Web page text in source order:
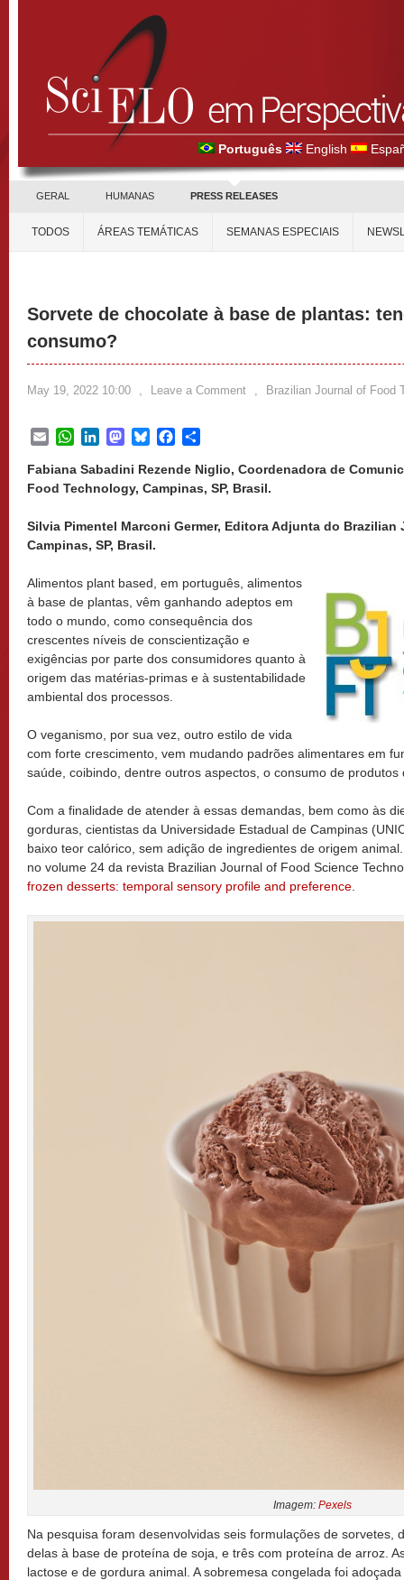
Português English
GERAL HUMANAS PRESS RELEASES
TODOS ÁREAS TEMÁTICAS SEMANAS ESPECIAIS
Sorvete de chocolate à base de plantas:
consumo?
May 19, 2022 10:00 , Leave a Comment , Brazilian Journal of Food
EmailWhatsApp
LinkedInMastodon
BlueskyFacebook
Fabiana Sabadini Rezende Niglio, Coordenadora de
Food Technology, Campinas, SP, Brasil.
Silvia Pimentel Marconi Germer, Editora Adjunta do
Campinas, SP, Brasil.
Alimentos plant based, em português, alimentos
à base de plantas, vêm ganhando adeptos em
todo o mundo, como consequência dos
crescentes níveis de conscientização e
exigências por parte dos consumidores quanto à
origem das matérias-primas e à sustentabilidade
ambiental dos processos.
O veganismo, por sua vez, outro estilo de vida
com forte crescimento, vem mudando padrões alimentares em
saúde, coibindo, dentre outros aspectos, o consumo de produtos
Com a finalidade de atender à essas demandas, bem como às
gorduras, cientistas da Universidade Estadual de Campinas
baixo teor calórico, sem adição de ingredientes de origem
no volume 24 da revista Brazilian Journal of Food Science
frozen desserts: temporal sensory profile and preference
Imagem: Pexels
Na pesquisa foram desenvolvidas seis formulações de sorvetes,
delas à base de proteína de soja, e três com proteína de arroz.
lactose e de gordura animal. A sobremesa congelada foi